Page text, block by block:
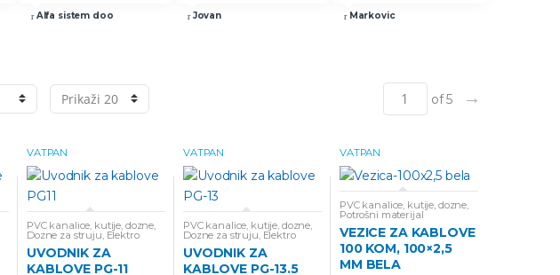
5.00od 5
Alfa sistem doo
5.00od 5
Jovan
5.00od 5
Markovic
of 5 →
VATPAN
PVC kanalice, kutije, dozne,
Dozne za struju, Elektro
UVODNIK ZA
KABLOVE PG-11
VATPAN
PVC kanalice, kutije, dozne,
Dozne za struju, Elektro
UVODNIK ZA
KABLOVE PG-13.5
VATPAN
PVC kanalice, kutije, dozne,
Potrošni materijal
VEZICE ZA KABLOVE
100 KOM, 100×2,5
MM BELA